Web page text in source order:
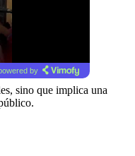
by
sino que implica una